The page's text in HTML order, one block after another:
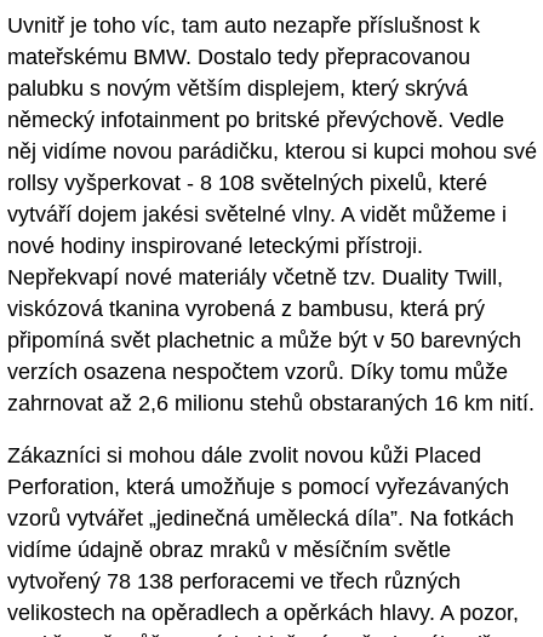
Uvnitř je toho víc, tam auto nezapře příslušnost k
mateřskému BMW. Dostalo tedy přepracovanou
palubku s novým větším displejem, který skrývá
německý infotainment po britské převýchově. Vedle
něj vidíme novou parádičku, kterou si kupci mohou své
rollsy vyšperkovat - 8 108 světelných pixelů, které
vytváří dojem jakési světelné vlny. A vidět můžeme i
nové hodiny inspirované leteckými přístroji.
Nepřekvapí nové materiály včetně tzv. Duality Twill,
viskózová tkanina vyrobená z bambusu, která prý
připomíná svět plachetnic a může být v 50 barevných
verzích osazena nespočtem vzorů. Díky tomu může
zahrnovat až 2,6 milionu stehů obstaraných 16 km nití.
Zákazníci si mohou dále zvolit novou kůži Placed
Perforation, která umožňuje s pomocí vyřezávaných
vzorů vytvářet „jedinečná umělecká díla”. Na fotkách
vidíme údajně obraz mraků v měsíčním světle
vytvořený 78 138 perforacemi ve třech různých
velikostech na opěradlech a opěrkách hlavy. A pozor,